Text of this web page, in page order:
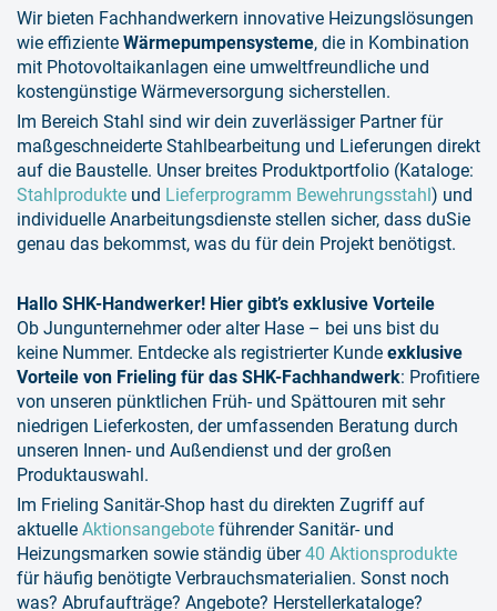
Wir bieten Fachhandwerkern innovative Heizungslösungen
wie effiziente Wärmepumpensysteme, die in Kombination
mit Photovoltaikanlagen eine umweltfreundliche und
kostengünstige Wärmeversorgung sicherstellen.
Im Bereich Stahl sind wir dein zuverlässiger Partner für
maßgeschneiderte Stahlbearbeitung und Lieferungen direkt
auf die Baustelle. Unser breites Produktportfolio (Kataloge:
Stahlprodukte und Lieferprogramm Bewehrungsstahl) und
individuelle Anarbeitungsdienste stellen sicher, dass duSie
genau das bekommst, was du für dein Projekt benötigst.
Hallo SHK-Handwerker! Hier gibt’s exklusive Vorteile
Ob Jungunternehmer oder alter Hase – bei uns bist du
keine Nummer. Entdecke als registrierter Kunde exklusive
Vorteile von Frieling für das SHK-Fachhandwerk: Profitiere
von unseren pünktlichen Früh- und Spättouren mit sehr
niedrigen Lieferkosten, der umfassenden Beratung durch
unseren Innen- und Außendienst und der großen
Produktauswahl.
Im Frieling Sanitär-Shop hast du direkten Zugriff auf
aktuelle Aktionsangebote führender Sanitär- und
Heizungsmarken sowie ständig über40 Aktionsprodukte
für häufig benötigte Verbrauchsmaterialien. Sonst noch
was? Abrufaufträge? Angebote? Herstellerkataloge?